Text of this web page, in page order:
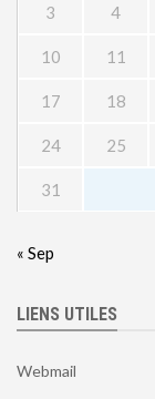
3 4
10 11
17 18
24 25
31
« Sep
LIENS UTILES
Webmail